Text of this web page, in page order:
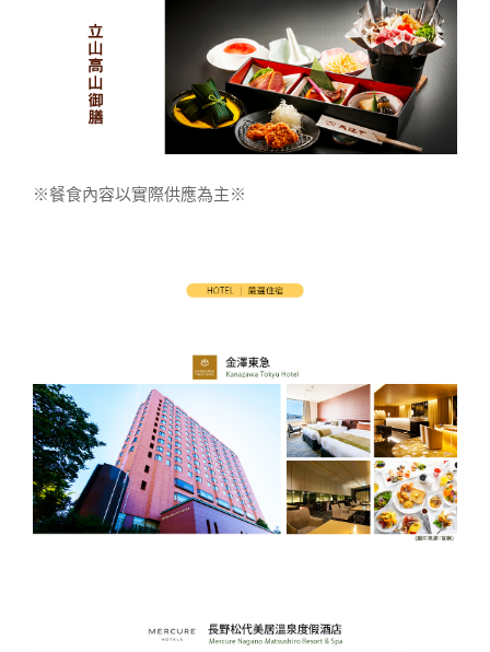
※餐食內容以實際供應為主※